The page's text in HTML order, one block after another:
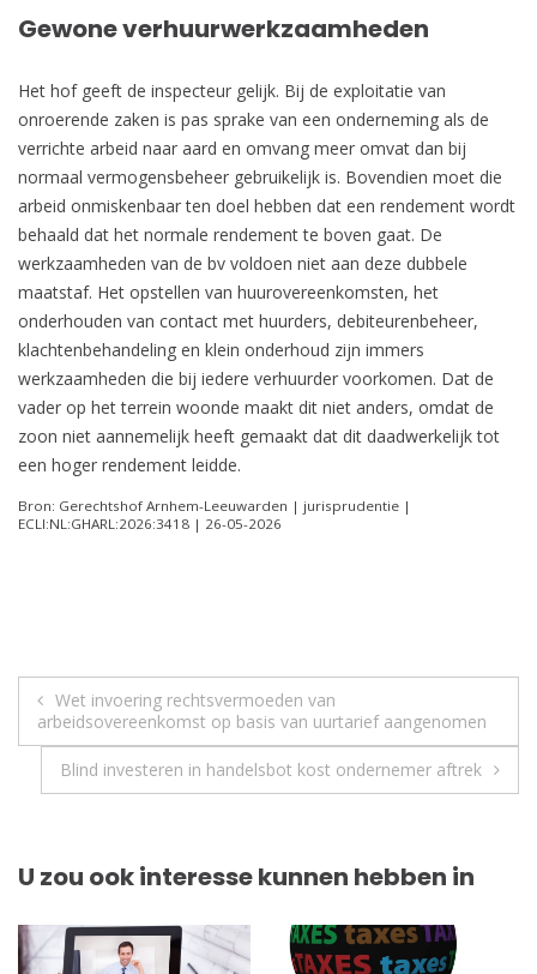
Gewone verhuurwerkzaamheden
Het hof geeft de inspecteur gelijk. Bij de exploitatie van
onroerende zaken is pas sprake van een onderneming als de
verrichte arbeid naar aard en omvang meer omvat dan bij
normaal vermogensbeheer gebruikelijk is. Bovendien moet die
arbeid onmiskenbaar ten doel hebben dat een rendement wordt
behaald dat het normale rendement te boven gaat. De
werkzaamheden van de bv voldoen niet aan deze dubbele
maatstaf. Het opstellen van huurovereenkomsten, het
onderhouden van contact met huurders, debiteurenbeheer,
klachtenbehandeling en klein onderhoud zijn immers
werkzaamheden die bij iedere verhuurder voorkomen. Dat de
vader op het terrein woonde maakt dit niet anders, omdat de
zoon niet aannemelijk heeft gemaakt dat dit daadwerkelijk tot
een hoger rendement leidde.
Bron: Gerechtshof Arnhem-Leeuwarden | jurisprudentie |
ECLI:NL:GHARL:2026:3418 | 26-05-2026
Berichtnavigatie
Wet invoering rechtsvermoeden van
arbeidsovereenkomst op basis van uurtarief aangenomen
Blind investeren in handelsbot kost ondernemer aftrek
U zou ook interesse kunnen hebben in